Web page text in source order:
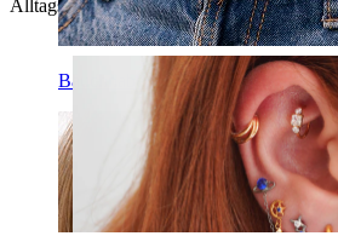
Bauchnabel
Alltagstauglichkeit perfekt verbindet.